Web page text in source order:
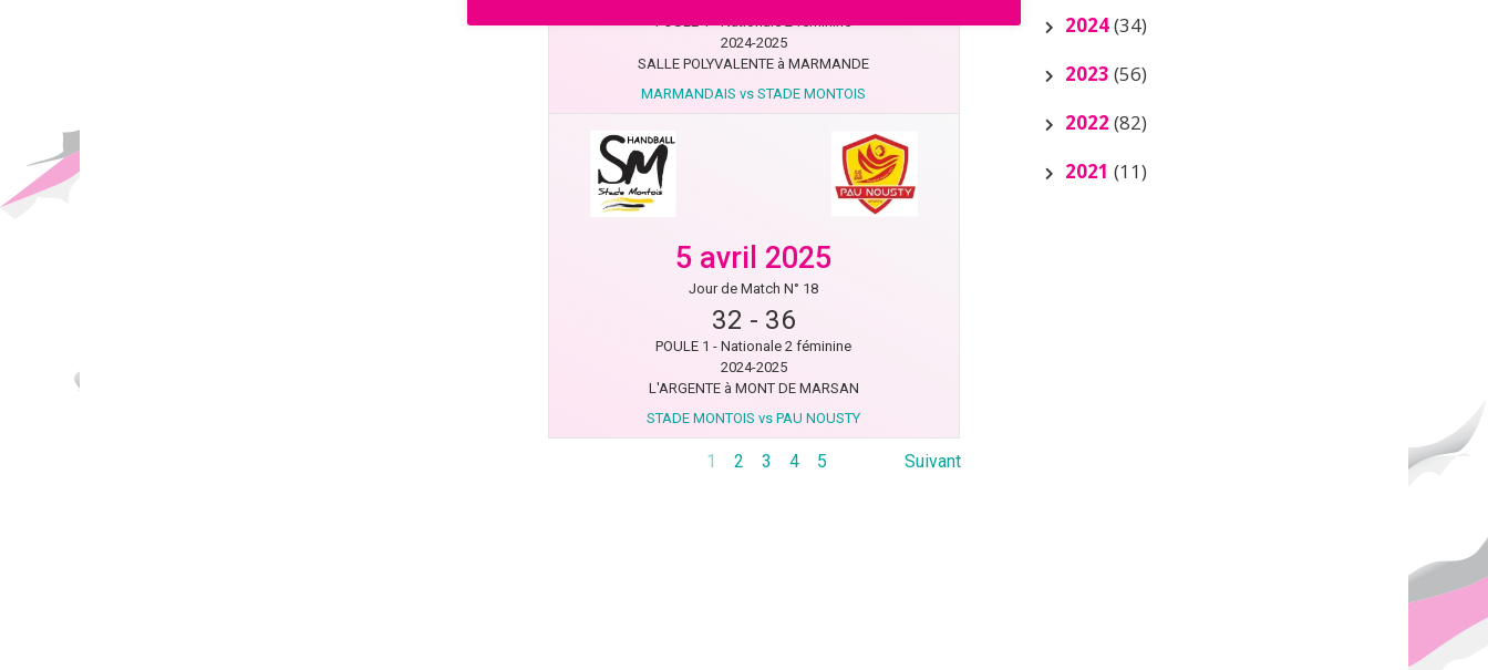
POULE 1 - Nationale 2 féminine
2024-2025
SALLE POLYVALENTE à MARMANDE
MARMANDAIS vs STADE MONTOIS
5 avril 2025
Jour de Match N° 18
32 - 36
POULE 1 - Nationale 2 féminine
2024-2025
L'ARGENTE à MONT DE MARSAN
STADE MONTOIS vs PAU NOUSTY
1 2 3 4 5 Suivant
2024(34)
2023 (56)
2022 (82)
2021 (11)